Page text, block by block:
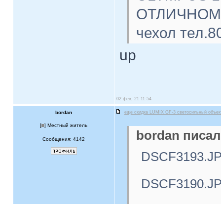
ОТЛИЧНОМ
чехол
up
02 фев, 21 11:54
bordan еще скидка LUMIX GF-3 светосильный
[ ] Местный житель
Сообщения: 4142
bordan